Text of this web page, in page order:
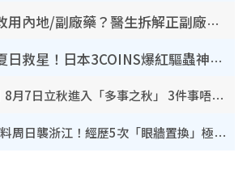
網傳公院改用內地/副廠藥？醫生拆解正副廠分別 揭4類人換藥隨時出事
怕蟲人士夏日救星！日本3COINS爆紅驅蟲神器$45起 1招「全程免觸碰」輕鬆搞定小強
立秋2026｜8月7日立秋進入「多事之秋」 3件事唔做得！專家教6招開運 清枱頭／銀包納氣接好運
颱風白海豚料周日襲浙江！經歷5次「眼牆置換」極罕見 成登陸內地最長途颱風